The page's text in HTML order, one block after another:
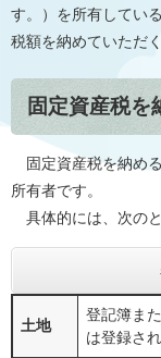
す。）を所有してい
税額を納めていただ
固定資産税を
固定資産税を納め
所有者です。
具体的には、次のと
土地
登記簿ま
は登録さ